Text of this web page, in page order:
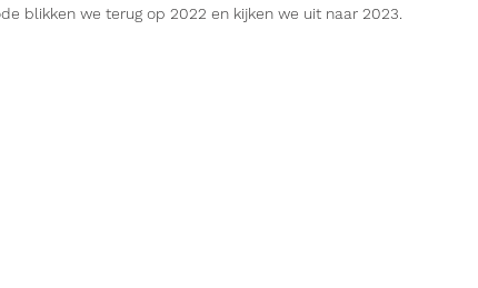
blikken we terug op 2022 en kijken we uit naar 2023.